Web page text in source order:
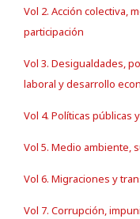
Vol 2. Acción colectiva,
participación
Vol 3. Desigualdades,
laboral y desarrollo
Vol 4. Políticas públicas
Vol 5. Medio ambiente,
Vol 6. Migraciones y
Vol 7. Corrupción,